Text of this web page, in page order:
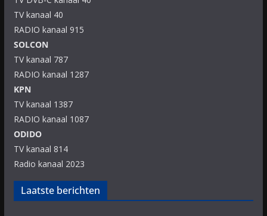
TV kanaal 40
RADIO kanaal 915
SOLCON
TV kanaal 787
RADIO kanaal 1287
KPN
TV kanaal 1387
RADIO kanaal 1087
ODIDO
TV kanaal 814
Radio kanaal 2023
Laatste berichten